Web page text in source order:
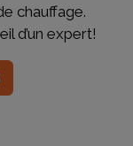
chauffage.
d’un expert!